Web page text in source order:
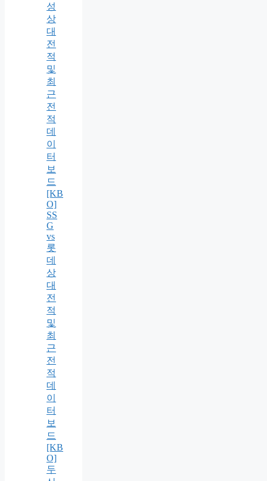
성
상
대
전
적
및
최
근
전
적
데
이
터
보
드
[KB
O]
SS
G
vs
롯
데
상
대
전
적
및
최
근
전
적
데
이
터
보
드
[KB
O]
두